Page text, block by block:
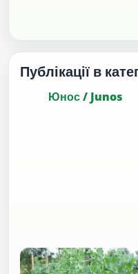
Публікації в
Юнос / Junos